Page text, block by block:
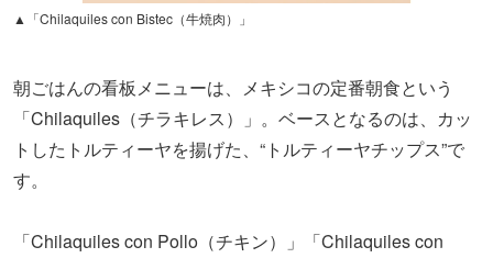
▲「Chilaquiles con Bistec（牛焼肉）」
朝ごはんの看板メニューは、メキシコの定番朝食という
「Chilaquiles（チラキレス）」。ベースとなるのは、カッ
トしたトルティーヤを揚げた、“トルティーヤチップス”で
す。
「Chilaquiles con Pollo（チキン）」「Chilaquiles con